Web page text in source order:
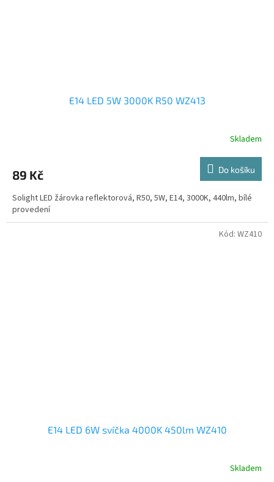
E14 LED 5W 3000K R50 WZ413
Skladem
89 Kč Do košíku
Solight LED žárovka reflektorová, R50, 5W, E14, 3000K, 440lm, bílé
provedení
E14 LED 6W svíčka 4000K 450lm WZ410
Skladem
Kód: WZ410